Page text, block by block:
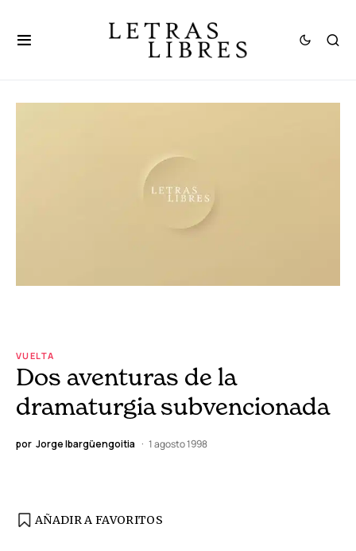
VUELTA
Dos aventuras de la
dramaturgia subvencionada
por Jorge Ibargüengoitia 1 agosto 1998
AÑADIR A FAVORITOS